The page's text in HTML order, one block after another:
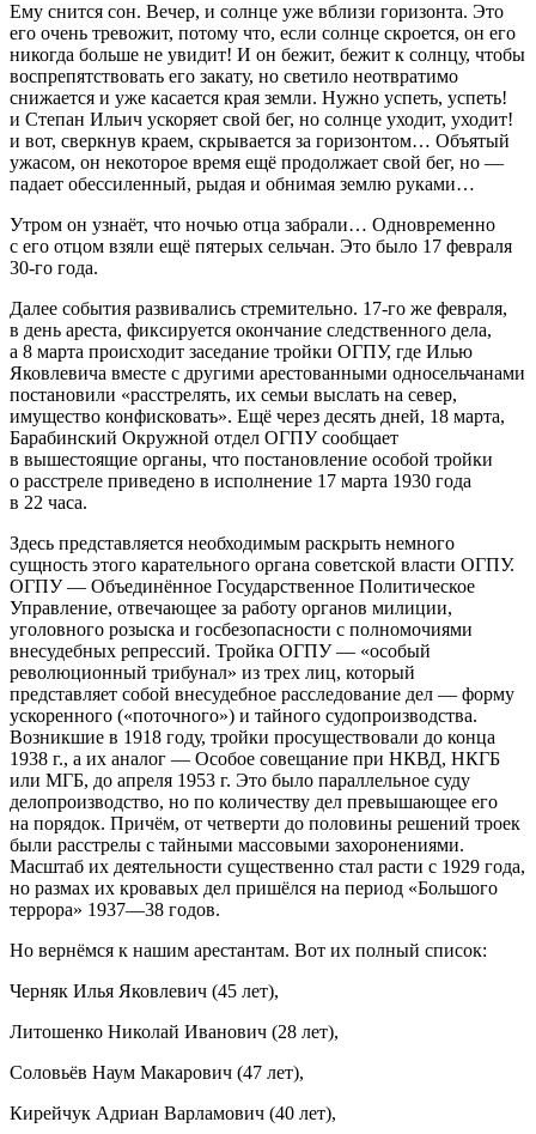
Ему снится сон. Вечер, и солнце уже вблизи горизонта. Это
его очень тревожит, потому что, если солнце скроется, он его
никогда больше не увидит! И он бежит, бежит к солнцу, чтобы
воспрепятствовать его закату, но светило неотвратимо
снижается и уже касается края земли. Нужно успеть, успеть!
и Степан Ильич ускоряет свой бег, но солнце уходит, уходит!
и вот, сверкнув краем, скрывается за горизонтом… Объятый
ужасом, он некоторое время ещё продолжает свой бег, но —
падает обессиленный, рыдая и обнимая землю руками…
Утром он узнаёт, что ночью отца забрали… Одновременно
с его отцом взяли ещё пятерых сельчан. Это было 17 февраля
30-го года.
Далее события развивались стремительно. 17-го же февраля,
в день ареста, фиксируется окончание следственного дела,
а 8 марта происходит заседание тройки ОГПУ, где Илью
Яковлевича вместе с другими арестованными односельчанами
постановили «расстрелять, их семьи выслать на север,
имущество конфисковать». Ещё через десять дней, 18 марта,
Барабинский Окружной отдел ОГПУ сообщает
в вышестоящие органы, что постановление особой тройки
о расстреле приведено в исполнение 17 марта 1930 года
в 22 часа.
Здесь представляется необходимым раскрыть немного
сущность этого карательного органа советской власти ОГПУ.
ОГПУ— Объединённое Государственное Политическое
Управление, отвечающее за работу органов милиции,
уголовного розыска и госбезопасности с полномочиями
внесудебных репрессий. Тройка ОГПУ — «особый
революционный трибунал» из трех лиц, который
представляет собой внесудебное расследование дел — форму
ускоренного («поточного») и тайного судопроизводства.
Возникшие в 1918 году, тройки просуществовали до конца
1938 г., а их аналог — Особое совещание при НКВД, НКГБ
или МГБ, до апреля 1953 г. Это было параллельное суду
делопроизводство, но по количеству дел превышающее его
на порядок. Причём, от четверти до половины решений троек
были расстрелы с тайными массовыми захоронениями.
Масштаб их деятельности существенно стал расти с 1929 года,
но размах их кровавых дел пришёлся на период «Большого
террора» 1937—38 годов.
Но вернёмся к нашим арестантам. Вот их полный список:
Черняк Илья Яковлевич (45 лет),
Литошенко Николай Иванович (28 лет),
Соловьёв Наум Макарович (47 лет),
Кирейчук Адриан Варламович (40 лет),